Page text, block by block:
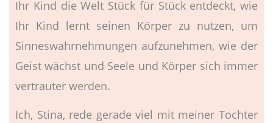
Ihr Kind die Welt Stück für Stück entdeckt, wie
Ihr Kind lernt seinen Körper zu nutzen, um
Sinneswahrnehmungen aufzunehmen, wie der
Geist wächst und Seele und Körper sich immer
vertrauter werden.
Ich, Stina, rede gerade viel mit meiner Tochter